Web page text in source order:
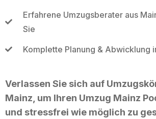
Erfahrene Umzugsberater aus
Sie
Komplette Planung & Abwicklung
Verlassen Sie sich auf
Mainz, um Ihren Umzug Mainz
und stressfrei wie möglich zu